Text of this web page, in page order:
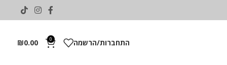
התחברות/הרשמה 0
₪0.00